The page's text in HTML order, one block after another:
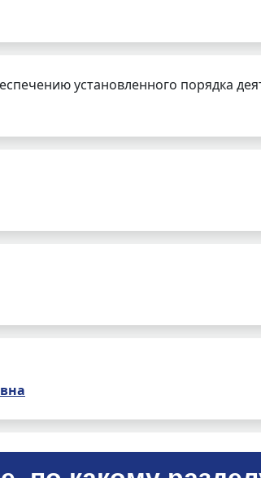
установленного порядка